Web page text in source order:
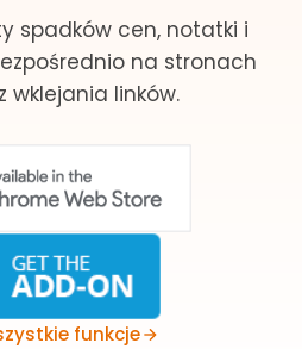
spadków cen, notatki i
na stronach
wklejania linków.
funkcje